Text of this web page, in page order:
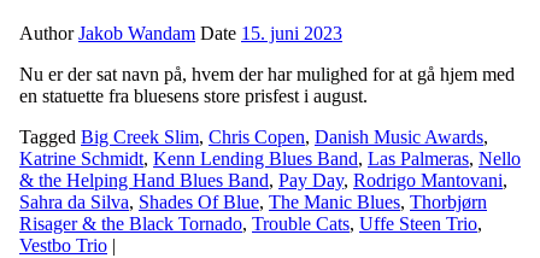
AuthorJakob Wandam Date 15. juni 2023
Nu er der sat navn på, hvem der har mulighed for at gå hjem med
en statuette fra bluesens store prisfest i august.
Tagged Big Creek Slim, Chris Copen, Danish Music Awards,
Katrine Schmidt, Kenn Lending Blues Band, Las Palmeras, Nello
& the Helping Hand Blues Band, Pay Day, Rodrigo Mantovani,
Sahra da Silva, Shades Of Blue, The Manic Blues, Thorbjørn
Risager & the Black Tornado, Trouble Cats, Uffe Steen Trio,
Vestbo Trio |